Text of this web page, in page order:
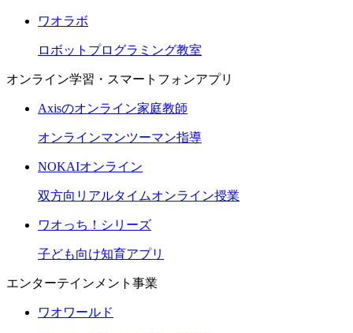
ワオラボ
ロボットプログラミング教室
オンライン学習・スマートフォンアプリ
Axisのオンライン家庭教師
オンラインマンツーマン指導
NOKAIオンライン
双方向リアルタイムオンライン授業
ワオっち！シリーズ
子ども向け知育アプリ
エンターテインメント事業
ワオワールド